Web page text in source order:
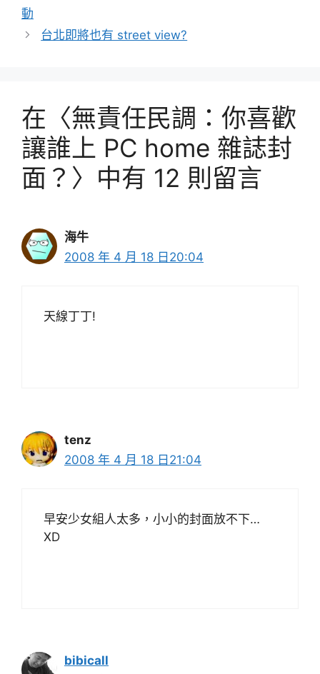
動
台北即將也有 street view?
在〈無責任民調：你喜歡
讓誰上 PC home 雜誌封
面？〉中有 12 則留言
海牛
2008 年 4 月 18 日20:04
天線丁丁!
tenz
2008 年 4 月 18 日21:04
早安少女組人太多，小小的封面放不下…
XD
bibicall